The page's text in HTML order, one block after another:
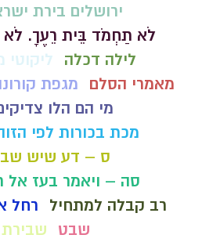
ירושלים בירת
לֹא תַחְמֹד בֵּית רֵעֶךָ.
לילה דכלה
ליקוטי
מאמרי הסלם
מגפת
מי הם הלו
מכת בכורות לפי
ס – דע שיש
סה – ויאמר בעז אל
רב קבלה למתחיל
רחל
שבט